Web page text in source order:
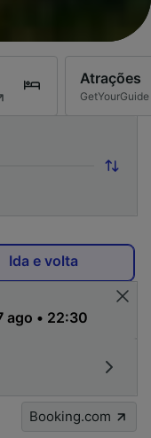
Atrações
GetYourGuide
Ida e volta
Booking.com